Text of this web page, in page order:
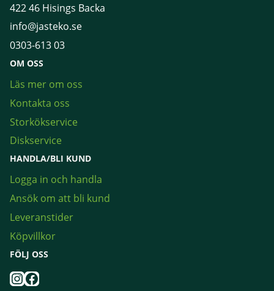
422 46 Hisings Backa
info@jasteko.se
0303-613 03
OM OSS
Läs mer om oss
Kontakta oss
Storkökservice
Diskservice
HANDLA/BLI KUND
Logga in och handla
Ansök om att bli kund
Leveranstider
Köpvillkor
FÖLJ OSS